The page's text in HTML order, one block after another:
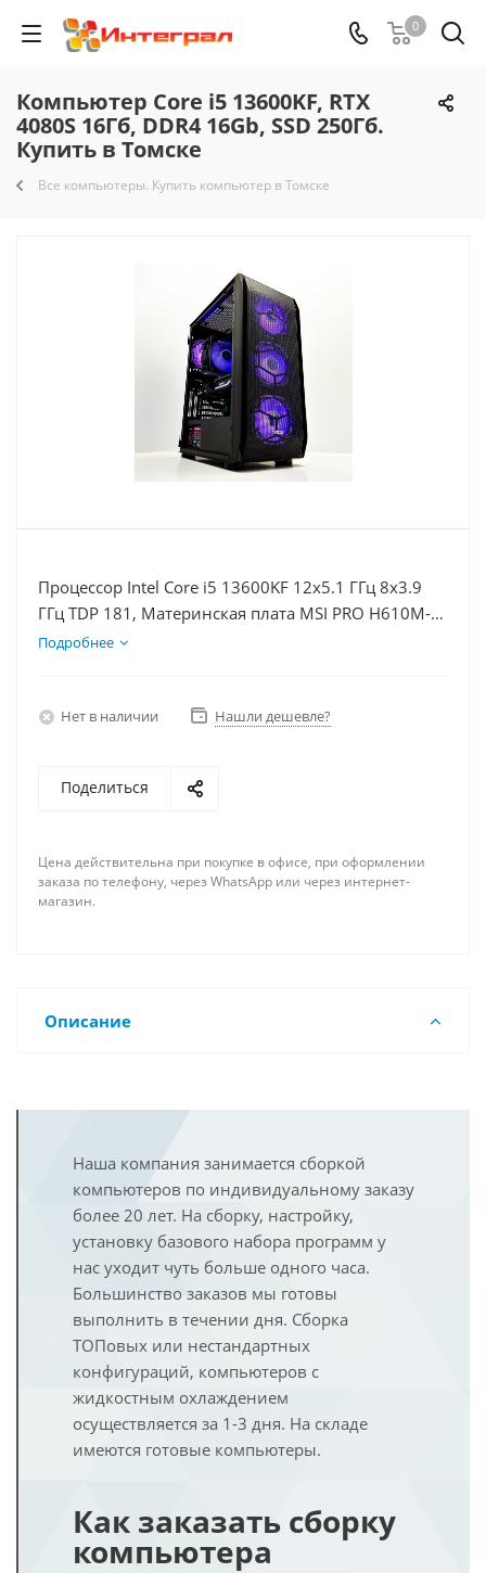
0
Компьютер Core i5 13600KF, RTX
4080S 16Гб, DDR4 16Gb, SSD 250Гб.
Купить в Томске
Все компьютеры. Купить компьютер в Томске
Процессор Intel Core i5 13600KF 12x5.1 ГГц 8x3.9
ГГц TDP 181, Материнская плата MSI PRO H610M-E,
Видеокарта RTX 4080S 16Гб, Память DDR4 16Gb,
Подробнее
Нет в наличии Нашли дешевле?
Поделиться
Цена действительна при покупке в офисе, при оформлении
заказа по телефону, через WhatsApp или через интернет-
магазин.
Описание
Наша компания занимается сборкой
компьютеров по индивидуальному заказу
более 20 лет. На сборку, настройку,
установку базового набора программ у
нас уходит чуть больше одного часа.
Большинство заказов мы готовы
выполнить в течении дня. Сборка
ТОПовых или нестандартных
конфигураций, компьютеров с
жидкостным охлаждением
осуществляется за 1-3 дня. На складе
имеются готовые компьютеры.
Как заказать сборку
компьютера